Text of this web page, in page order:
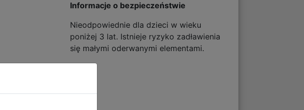
Informacje o bezpieczeństwie
Nieodpowiednie dla dzieci w wieku
poniżej 3 lat. Istnieje ryzyko zadławienia
się małymi oderwanymi elementami.